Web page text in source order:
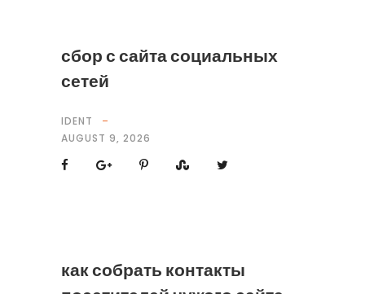
сбор с сайта социальных
сетей
IDENT
AUGUST 9, 2026
как собрать контакты